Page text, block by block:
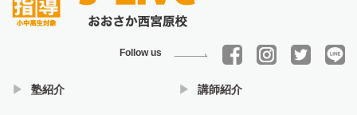
Follow us
塾紹介 講師紹介